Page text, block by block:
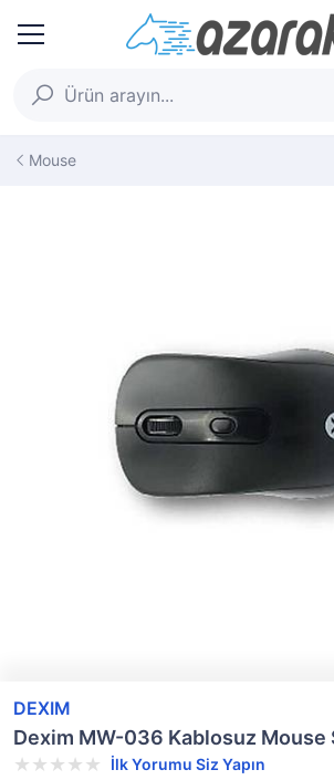
Mouse
DEXIM
Dexim MW-036 Kablosuz Mouse
İlk Yorumu Siz Yapın